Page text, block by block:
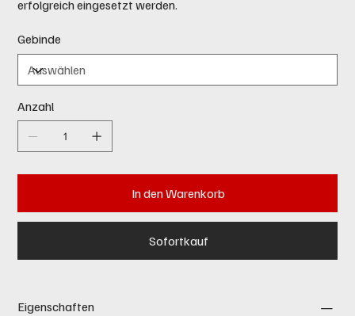
erfolgreich eingesetzt werden.
Gebinde
Anzahl
In den Warenkorb
Sofortkauf
Eigenschaften